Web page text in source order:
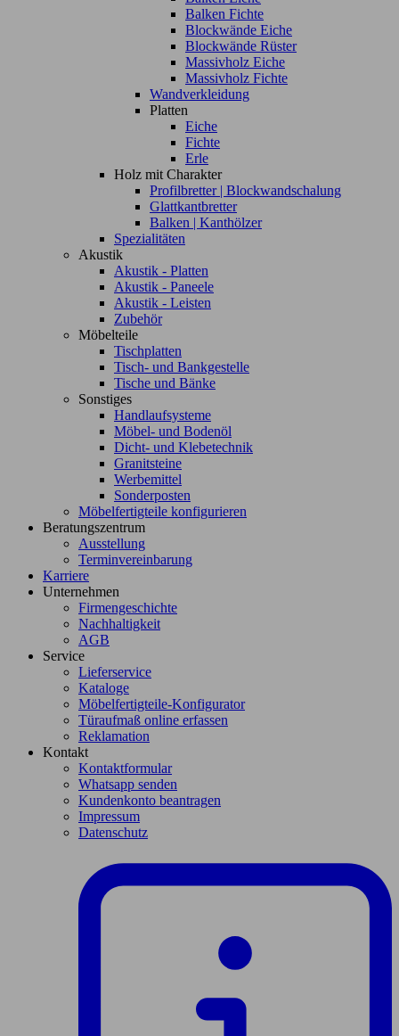
Balken Fichte
Blockwände Eiche
Blockwände Rüster
Massivholz Eiche
Massivholz Fichte
Wandverkleidung
Platten
Eiche
Fichte
Erle
Holz mit Charakter
Profilbretter | Blockwandschalung
Glattkantbretter
Balken | Kanthölzer
Spezialitäten
Akustik
Akustik - Platten
Akustik - Paneele
Akustik - Leisten
Zubehör
Möbelteile
Tischplatten
Tisch- und Bankgestelle
Tische und Bänke
Sonstiges
Handlaufsysteme
Möbel- und Bodenöl
Dicht- und Klebetechnik
Granitsteine
Werbemittel
Sonderposten
Möbelfertigteile konfigurieren
Beratungszentrum
Ausstellung
Terminvereinbarung
Karriere
Unternehmen
Firmengeschichte
Nachhaltigkeit
AGB
Service
Lieferservice
Kataloge
Möbelfertigteile-Konfigurator
Türaufmaß online erfassen
Reklamation
Kontakt
Kontaktformular
Whatsapp senden
Kundenkonto beantragen
Impressum
Datenschutz